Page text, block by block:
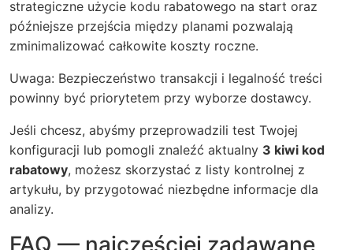
strategiczne użycie kodu rabatowego na start oraz
późniejsze przejścia między planami pozwalają
zminimalizować całkowite koszty roczne.
Uwaga: Bezpieczeństwo transakcji i legalność treści
powinny być priorytetem przy wyborze dostawcy.
Jeśli chcesz, abyśmy przeprowadzili test Twojej
konfiguracji lub pomogli znaleźć aktualny 3 kiwi kod
rabatowy, możesz skorzystać z listy kontrolnej z
artykułu, by przygotować niezbędne informacje dla
analizy.
FAQ — najczęściej zadawane